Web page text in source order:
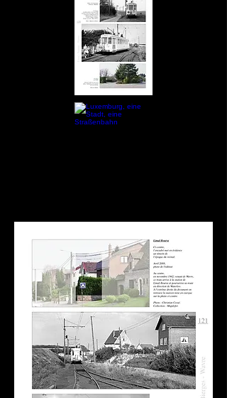
faszinieren und Nostalgiker
erfreuen.